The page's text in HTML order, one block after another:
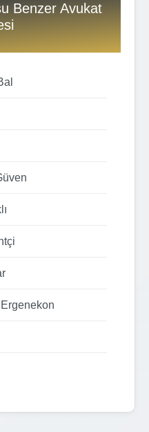
Benzer Avukat